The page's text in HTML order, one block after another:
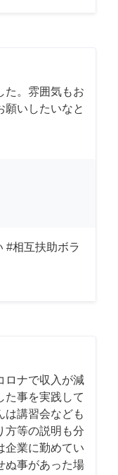
た。雰囲気もお
願いしたいなと
#相互扶助ボラ
ロナで収入が減
た事を実践して
は講習会なども
方等の説明も分
企業に勤めてい
ぬ事があった場